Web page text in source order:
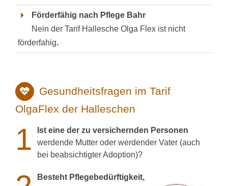
Förderfähig nach Pflege Bahr
Nein der Tarif Hallesche Olga Flex ist nicht
förderfahig.
Gesundheitsfragen im Tarif
OlgaFlex der Halleschen
1
Ist eine der zu versichernden Personen
werdende Mutter oder werdender Vater (auch
bei beabsichtigter Adoption)?
Besteht Pflegebedürftigkeit,